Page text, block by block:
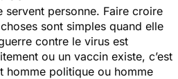
servent personne. Faire croire
sont simples quand elle
contre le virus est
ou un vaccin existe, c’est
homme politique ou homme